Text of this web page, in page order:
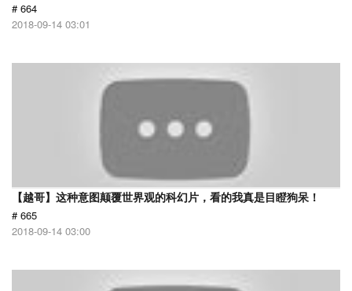
# 664
2018-09-14 03:01
【越哥】这种意图颠覆世界观的科幻片，看的我真是目瞪狗呆！
# 665
2018-09-14 03:00